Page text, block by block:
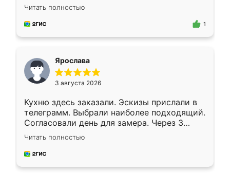
короткие сроки изготовления. Приехавший
для замера сотрудник Владислав
предложил по моему эскизу самый
Читать полностью
1
Ярослава
3 августа 2026
Кухню здесь заказали. Эскизы прислали в
телеграмм. Выбрали наиболее подходящий.
Согласовали день для замера. Через 3
недели кухня была уже готова. Остались
довольны работой. Спасибо Ренессанс
мебель за качественную работу!
Читать полностью